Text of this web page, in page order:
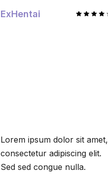
ExHentai
Lorem ipsum dolor sit amet,
consectetur adipiscing elit.
Sed sed congue nulla.